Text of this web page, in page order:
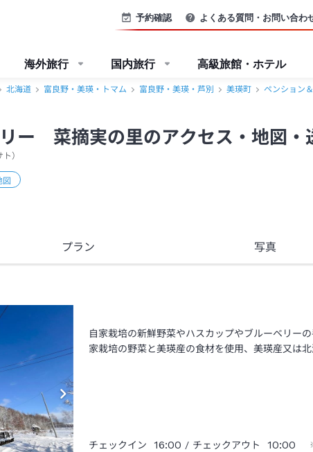
予約確認 よくある質問・お問い合わ
海外旅行 国内旅行 高級旅館・ホテル
北海道 富良野・美瑛・トマム 富良野・美瑛・芦別 美瑛町 ペンション
ー 菜摘実の里のアクセス・地図・
ト ）
図
プラン 写真
自家栽培の新鮮野菜やハスカップやブルーベリー
家栽培の野菜と美瑛産の食材を使用、美瑛産又は
チェックイン 16:00 / チェックアウト 10:00